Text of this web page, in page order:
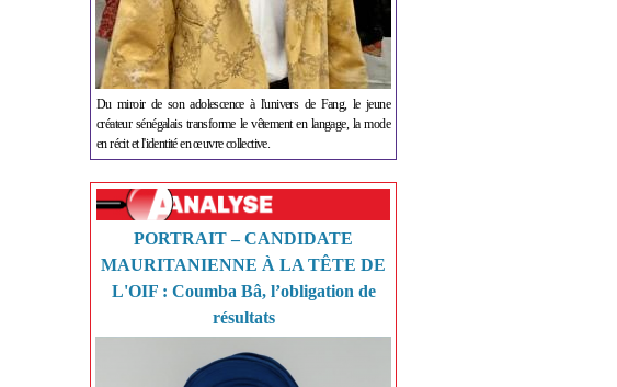
Du miroir de son adolescence à l'univers de Fang, le jeune
créateur sénégalais transforme le vêtement en langage, la mode
en récit et l'identité en œuvre collective.
PORTRAIT – CANDIDATE
MAURITANIENNE À LA TÊTE DE
L'OIF : Coumba Bâ, l’obligation de
résultats